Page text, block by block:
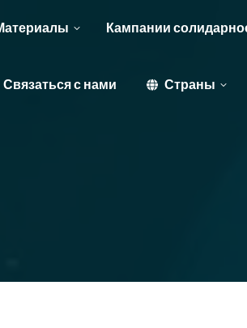
Кампании
Связаться с нами Страны